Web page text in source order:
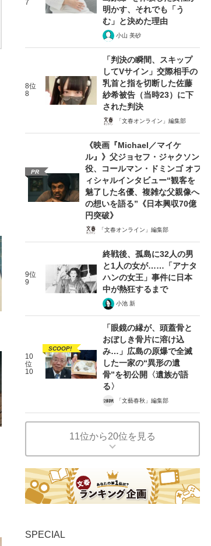
7
明かす、それでも「う
む」と決めた理由
小山 美砂
8位
8
「判決の瞬間、スキップ
してVサイン」交際相手の
乳首と指を切断した佐藤
紗希被告（当時23）に下
された判決
「文春オンライン」編集部
PR
《映画『Michael／マイケ
ル』》父ジョセフ・ジャクソン
役、コールマン・ドミンゴ オフ
ィシャルインタビュー“観客を
魅了した名優、複雑な父親像へ
の想いを語る”《日本興収70億
円突破》
「文春オンライン」編集部
9位
9
終戦後、孤島に32人の男
と1人の女が……「アナタ
ハンの女王」事件に日本
中が熱狂するまで
小池 新
10
位
10
SCOOP!
「眼鏡の縁が、頭蓋骨と
おぼしき骨片に溶け込
み…」広島の原爆で全滅
した一家の“異形の遺
骨”を初公開〈遺族が語
る〉
「文藝春秋」編集部
11位から20位を見る
SPECIAL